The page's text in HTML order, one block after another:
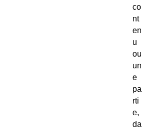
co
nt
en
u
ou
un
e
pa
rti
e,
da